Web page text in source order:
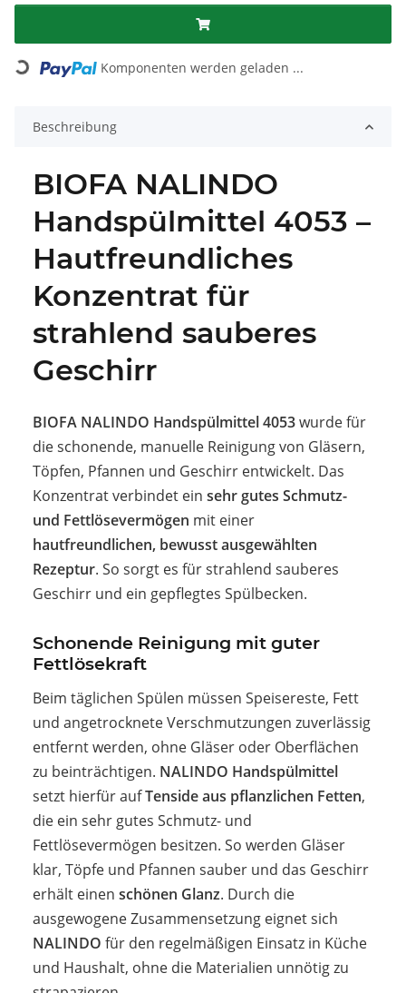
Loading... Komponenten werden geladen ...
Beschreibung
BIOFA NALINDO
Handspülmittel 4053 –
Hautfreundliches
Konzentrat für
strahlend sauberes
Geschirr
BIOFA NALINDO Handspülmittel 4053wurde für
die schonende, manuelle Reinigung von Gläsern,
Töpfen, Pfannen und Geschirr entwickelt. Das
Konzentrat verbindet ein sehr gutes Schmutz-
und Fettlösevermögen mit einer
hautfreundlichen, bewusst ausgewählten
Rezeptur. So sorgt es für strahlend sauberes
Geschirr und ein gepflegtes Spülbecken.
Schonende Reinigung mit guter
Fettlösekraft
Beim täglichen Spülen müssen Speisereste, Fett
und angetrocknete Verschmutzungen zuverlässig
entfernt werden, ohne Gläser oder Oberflächen
zu beinträchtigen. NALINDO Handspülmittel
setzt hierfür aufTenside aus pflanzlichen Fetten,
die ein sehr gutes Schmutz- und
Fettlösevermögen besitzen. So werden Gläser
klar, Töpfe und Pfannen sauber und das Geschirr
erhält einen schönen Glanz. Durch die
ausgewogene Zusammensetzung eignet sich
NALINDO für den regelmäßigen Einsatz in Küche
und Haushalt, ohne die Materialien unnötig zu